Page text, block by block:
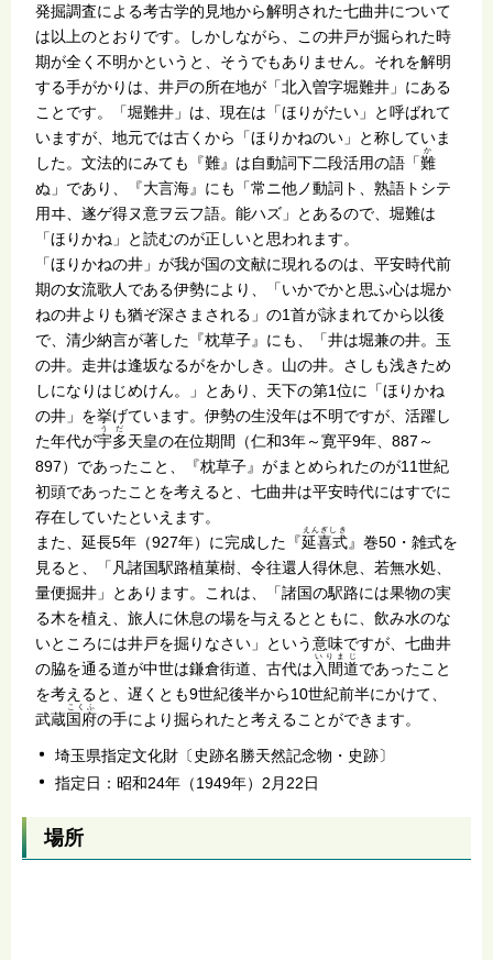
発掘調査による考古学的見地から解明された七曲井について
は以上のとおりです。しかしながら、この井戸が掘られた時
期が全く不明かというと、そうでもありません。それを解明
する手がかりは、井戸の所在地が「北入曽字堀難井」にある
ことです。「堀難井」は、現在は「ほりがたい」と呼ばれて
いますが、地元では古くから「ほりかねのい」と称していま
した。文法的にみても『難』は自動詞下二段活用の語「難
か
ぬ」であり、『大言海』にも「常ニ他ノ動詞ト、熟語トシテ
用ヰ、遂ゲ得ヌ意ヲ云フ語。能ハズ」とあるので、堀難は
「ほりかね」と読むのが正しいと思われます。
「ほりかねの井」が我が国の文献に現れるのは、平安時代前
期の女流歌人である伊勢により、「いかでかと思ふ心は堀か
ねの井よりも猶ぞ深さまされる」の1首が詠まれてから以後
で、清少納言が著した『枕草子』にも、「井は堀兼の井。玉
の井。走井は逢坂なるがをかしき。山の井。さしも浅きため
しになりはじめけん。」とあり、天下の第1位に「ほりかね
の井」を挙げています。伊勢の生没年は不明ですが、活躍し
た年代が宇多
うだ
天皇の在位期間（仁和3年～寛平9年、887～
897）であったこと、『枕草子』がまとめられたのが11世紀
初頭であったことを考えると、七曲井は平安時代にはすでに
存在していたといえます。
また、延長5年（927年）に完成した『延喜式
えんぎしき
』巻50・雑式を
見ると、「凡諸国駅路植菓樹、令往還人得休息、若無水処、
量便掘井」とあります。これは、「諸国の駅路には果物の実
る木を植え、旅人に休息の場を与えるとともに、飲み水のな
いところには井戸を掘りなさい」という意味ですが、七曲井
の脇を通る道が中世は鎌倉街道、古代は 入間道
いりまじ
であったこと
を考えると、遅くとも9世紀後半から10世紀前半にかけて、
武蔵国府
こくふ
の手により掘られたと考えることができます。
埼玉県指定文化財〔史跡名勝天然記念物・史跡〕
指定日：昭和24年（1949年）2月22日
場所